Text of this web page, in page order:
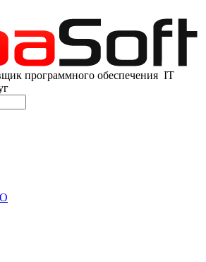
программного обеспечения IT